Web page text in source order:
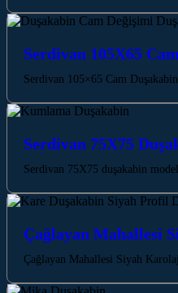
Serdivan 105X65
Serdivan 105×65 Cam
Serdivan 75X75
Serdivan 75X75 duşakabin
Çağlayan Mahallesi
Çağlayan Mahallesi Siyah